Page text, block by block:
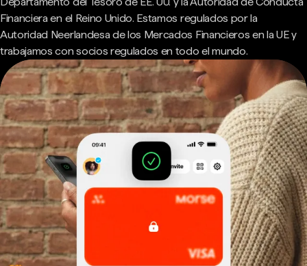
Financiera en el Reino Unido. Estamos regulados por la
Autoridad Neerlandesa de los Mercados Financieros en la UE y
trabajamos con socios regulados en todo el mundo.